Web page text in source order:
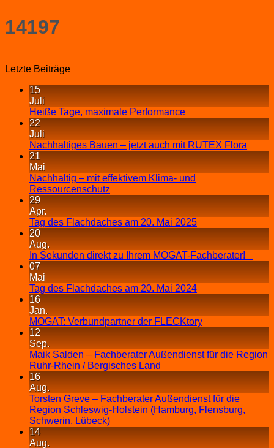
14197
Letzte Beiträge
15
Juli
Heiße Tage, maximale Performance
22
Juli
Nachhaltiges Bauen – jetzt auch mit RUTEX Flora
21
Mai
Nachhaltig – mit effektivem Klima- und
Ressourcenschutz
29
Apr.
Tag des Flachdaches am 20. Mai 2025
20
Aug.
In Sekunden direkt zu Ihrem MOGAT-Fachberater!
07
Mai
Tag des Flachdaches am 20. Mai 2024
16
Jan.
MOGAT: Verbundpartner der FLECKtory
12
Sep.
Maik Salden – Fachberater Außendienst für die Region
Ruhr-Rhein / Bergisches Land
16
Aug.
Torsten Greve – Fachberater Außendienst für die
Region Schleswig-Holstein (Hamburg, Flensburg,
Schwerin, Lübeck)
14
Aug.